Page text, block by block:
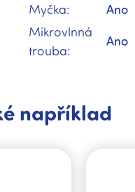
Myčka:
Ano
Mikrovlnná
trouba:
Ano
například